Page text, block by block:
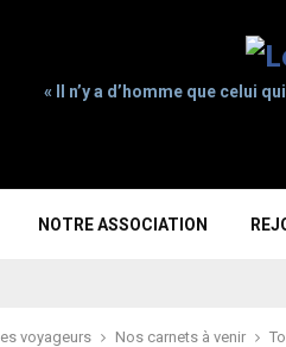
« Il n’y a d’homme que celui
NOTRE ASSOCIATION
voyageurs Nos carnets à venir